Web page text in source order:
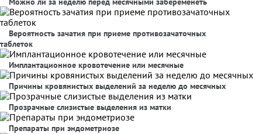
Вероятность зачатия при приеме противозачаточных
таблеток
Имплантационное кровотечение или месячные
Причины кровянистых выделений за неделю до месячных
Прозрачные слизистые выделения из матки
Препараты при эндометриозе